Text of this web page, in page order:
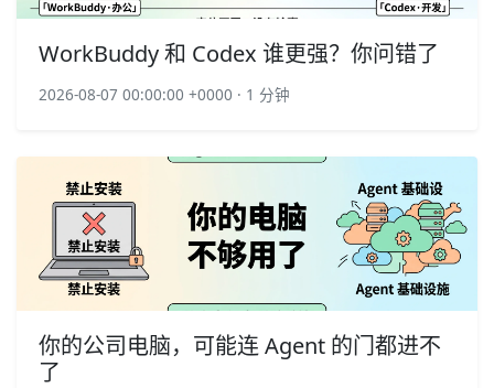
WorkBuddy 和 Codex 谁更强？你问错了
2026-08-07 00:00:00 +0000 · 1 分钟
你的公司电脑，可能连 Agent 的门都进不
了